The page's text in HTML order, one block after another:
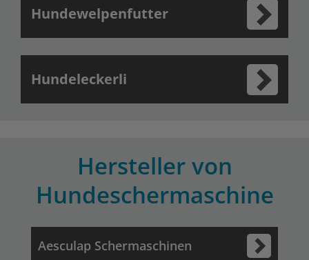
Hundewelpenfutter
Hundeleckerli
Hersteller von
Hundeschermaschine
Aesculap Schermaschinen